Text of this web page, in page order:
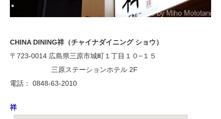
CHINA DINING祥（チャイナダイニング ショウ）
〒723-0014 広島県三原市城町１丁目１０−１５
三原ステーションホテル 2F
電話： 0848-63-2010
祥